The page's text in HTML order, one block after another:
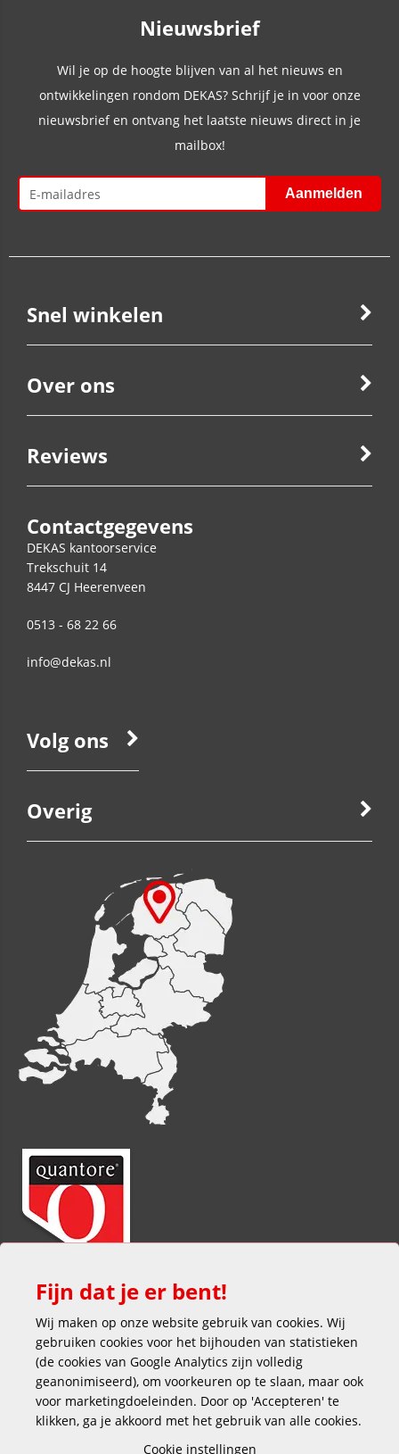
Nieuwsbrief
Wil je op de hoogte blijven van al het nieuws en
ontwikkelingen rondom DEKAS? Schrijf je in voor onze
nieuwsbrief en ontvang het laatste nieuws direct in je
mailbox!
Snel winkelen
Over ons
Reviews
Contactgegevens
DEKAS kantoorservice
Trekschuit 14
8447 CJ Heerenveen
0513 - 68 22 66
info@dekas.nl
Volg ons
Overig
Veilig en gemakkelijk betalen
Fijn dat je er bent!
Wij maken op onze website gebruik van cookies. Wij
gebruiken cookies voor het bijhouden van statistieken
(de cookies van Google Analytics zijn volledig
geanonimiseerd), om voorkeuren op te slaan, maar ook
voor marketingdoeleinden. Door op 'Accepteren' te
klikken, ga je akkoord met het gebruik van alle cookies.
Cookie instellingen